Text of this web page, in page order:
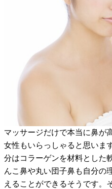
マッサージだけで本当に鼻が
女性もいらっしゃると思いま
分はコラーゲンを材料とした
んこ鼻や丸い団子鼻も自分の
えることができるそうです。